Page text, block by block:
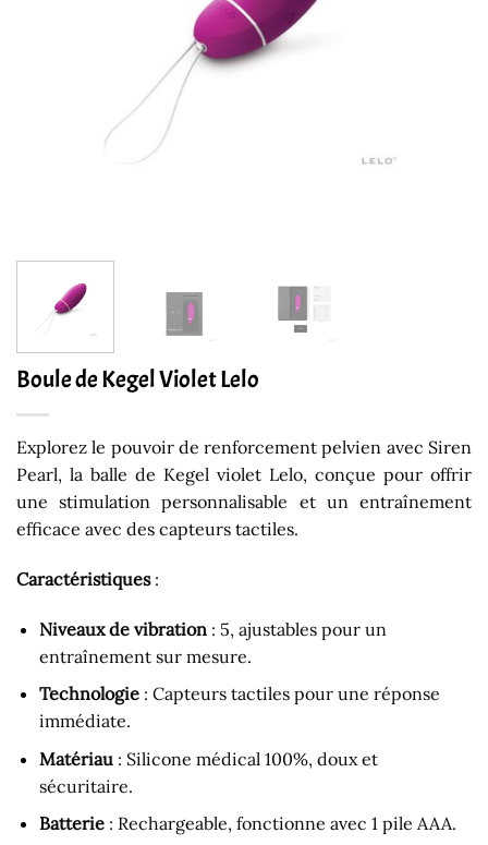
Boule de Kegel Violet Lelo
Explorez le pouvoir de renforcement pelvien avec Siren
Pearl, la balle de Kegel violet Lelo, conçue pour offrir
une stimulation personnalisable et un entraînement
efficace avec des capteurs tactiles.
Caractéristiques:
Niveaux de vibration : 5, ajustables pour un
entraînement sur mesure.
Technologie : Capteurs tactiles pour une réponse
immédiate.
Matériau : Silicone médical 100%, doux et
sécuritaire.
Batterie : Rechargeable, fonctionne avec 1 pile AAA.